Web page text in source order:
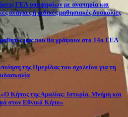
ΓΕΛ υποψηφίων με αναπηρία και
ανάγκες ή ειδικές μαθησιακές δυσκολίες
μας που θα γράψουν στο 14ο ΓΕΛ
της Ημερίδας του σχολείου για τη
Κήπος της Αμαλίας: Ιστορία, Μνήμη και
στον Εθνικό Κήπο»